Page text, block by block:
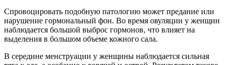
Спровоцировать подобную патологию может предание или
нарушение гормональный фон. Во время овуляции у женщин
наблюдается большой выброс гормонов, что влияет на
выделения в большом объеме кожного сала.
В середине менструации у женщины наблюдается сильная